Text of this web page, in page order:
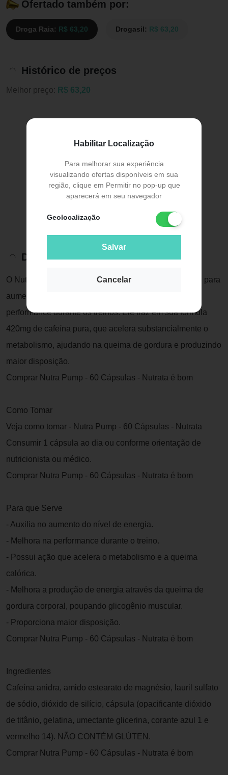
Habilitar Localização
Para melhorar sua experiência
visualizando ofertas disponíveis em sua
região, clique em Permitir no pop-up que
aparecerá em seu navegador
Geolocalização
Salvar
Cancelar
Ofertado também por:
Droga Raia: R$ 63,20 Drogasil: R$ 63,20
Histórico de preços
Melhor preço: R$ 63,20
Descrição do Produto
O Nutra Pump Nutrata foi desenvolvido especialmente para
aumentar o seu nível de energia e melhorar sua
performance durante os treinos. Ele traz em sua fórmula
420mg de cafeína pura, que acelera substancialmente o
metabolismo, ajudando na queima de gordura e produzindo
maior disposição.
Comprar Nutra Pump - 60 Cápsulas - Nutrata é bom
Como Tomar
Veja como tomar - Nutra Pump - 60 Cápsulas - Nutrata
Consumir 1 cápsula ao dia ou conforme orientação de
nutricionista ou médico.
Comprar Nutra Pump - 60 Cápsulas - Nutrata é bom
Para que Serve
- Auxilia no aumento do nível de energia.
- Melhora na performance durante o treino.
- Possui ação que acelera o metabolismo e a queima
calórica.
- Melhora a produção de energia através da queima de
gordura corporal, poupando glicogênio muscular.
- Proporciona maior disposição.
Comprar Nutra Pump - 60 Cápsulas - Nutrata é bom
Ingredientes
Cafeína anidra, amido estearato de magnésio, lauril sulfato
de sódio, dióxido de silício, cápsula (opacificante dióxido
de titânio, gelatina, umectante glicerina, corante azul 1 e
vermelho 14). NÃO CONTÉM GLÚTEN.
Comprar Nutra Pump - 60 Cápsulas - Nutrata é bom